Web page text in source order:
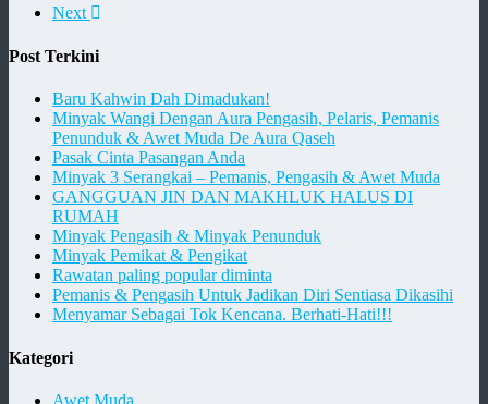
Next
Post Terkini
Baru Kahwin Dah Dimadukan!
Minyak Wangi Dengan Aura Pengasih, Pelaris, Pemanis
Penunduk & Awet Muda De Aura Qaseh
Pasak Cinta Pasangan Anda
Minyak 3 Serangkai – Pemanis, Pengasih & Awet Muda
GANGGUAN JIN DAN MAKHLUK HALUS DI
RUMAH
Minyak Pengasih & Minyak Penunduk
Minyak Pemikat & Pengikat
Rawatan paling popular diminta
Pemanis & Pengasih Untuk Jadikan Diri Sentiasa Dikasihi
Menyamar Sebagai Tok Kencana. Berhati-Hati!!!
Kategori
Awet Muda